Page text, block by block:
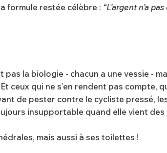
formule restée célèbre : “L’argent n’a
la biologie - chacun a une vessie -
ceux qui ne s’en rendent pas
de pester contre le cycliste pressé,
insupportable quand elle vient des
mais aussi à ses toilettes !